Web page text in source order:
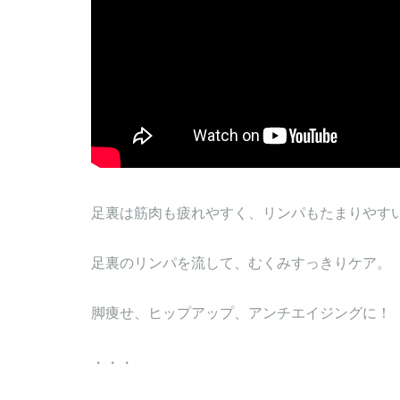
足裏は筋肉も疲れやすく、リンパもたまりやす
足裏のリンパを流して、むくみすっきりケア。
脚痩せ、ヒップアップ、アンチエイジングに！
・・・